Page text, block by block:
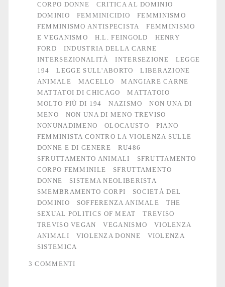
CORPO DONNE
CRITICA AL DOMINIO
DOMINIO
FEMMINICIDIO
FEMMINISMO
FEMMINISMO ANTISPECISTA
FEMMINISMO
E VEGANISMO
H.L. FEINGOLD
HENRY
FORD
INDUSTRIA DELLA CARNE
INTERSEZIONALITÀ
INTERSEZIONE
LEGGE
194
LEGGE SULL'ABORTO
LIBERAZIONE
ANIMALE
MACELLO
MANGIARE CARNE
MATTATOI DI CHICAGO
MATTATOIO
MOLTO PIÙ DI 194
NAZISMO
NON UNA DI
MENO
NON UNA DI MENO TREVISO
NONUNADIMENO
OLOCAUSTO
PIANO
FEMMINISTA CONTRO LA VIOLENZA SULLE
DONNE E DI GENERE
RU486
SFRUTTAMENTO ANIMALI
SFRUTTAMENTO
CORPO FEMMINILE
SFRUTTAMENTO
DONNE
SISTEMA NEOLIBERISTA
SMEMBRAMENTO CORPI
SOCIETÀ DEL
DOMINIO
SOFFERENZA ANIMALE
THE
SEXUAL POLITICS OF MEAT
TREVISO
TREVISO VEGAN
VEGANISMO
VIOLENZA
ANIMALI
VIOLENZA DONNE
VIOLENZA
SISTEMICA
3 COMMENTI